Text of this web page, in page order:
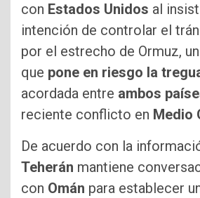
con Estados Unidos al
intención de controlar el
por el estrecho de Ormuz,
que pone en riesgo la
acordada entre ambos
reciente conflicto en Medio
De acuerdo con la
Teherán mantiene
con Omán para establecer